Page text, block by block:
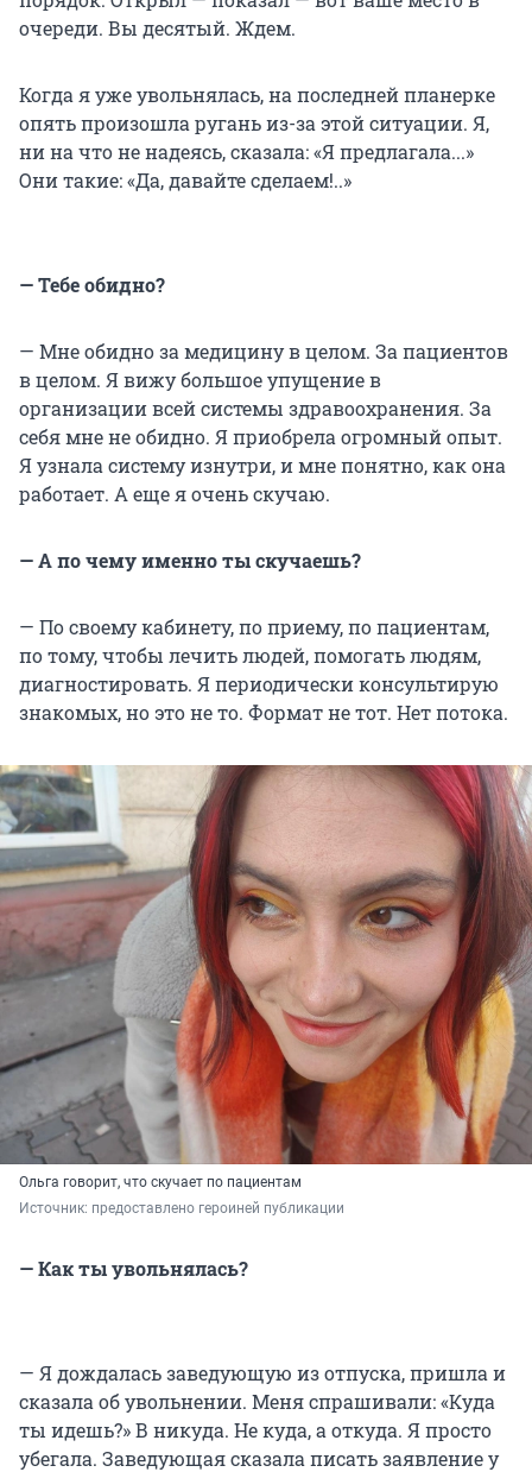
очереди. Вы десятый. Ждем.
Когда я уже увольнялась, на последней планерке
опять произошла ругань из-за этой ситуации. Я,
ни на что не надеясь, сказала: «Я предлагала...»
Они такие: «Да, давайте сделаем!..»
— Тебе обидно?
— Мне обидно за медицину в целом. За пациентов
в целом. Я вижу большое упущение в
организации всей системы здравоохранения. За
себя мне не обидно. Я приобрела огромный опыт.
Я узнала систему изнутри, и мне понятно, как она
работает. А еще я очень скучаю.
— А по чему именно ты скучаешь?
— По своему кабинету, по приему, по пациентам,
по тому, чтобы лечить людей, помогать людям,
диагностировать. Я периодически консультирую
знакомых, но это не то. Формат не тот. Нет потока.
Ольга говорит, что скучает по пациентам
Источник: предоставлено героиней публикации
— Как ты увольнялась?
— Я дождалась заведующую из отпуска, пришла и
сказала об увольнении. Меня спрашивали: «Куда
ты идешь?» В никуда. Не куда, а откуда. Я просто
убегала. Заведующая сказала писать заявление у